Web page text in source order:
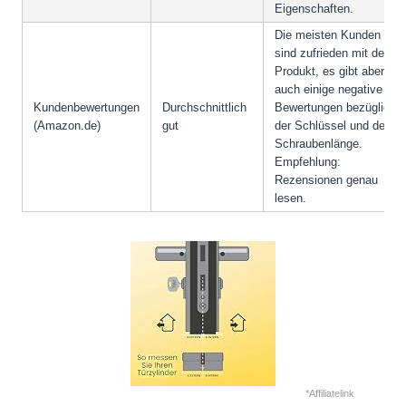
Eigenschaften.
Kundenbewertungen
(Amazon.de)
Durchschnittlich
gut
Die meisten Kunden
sind zufrieden mit dem
Produkt, es gibt aber
auch einige negative
Bewertungen bezüglich
der Schlüssel und der
Schraubenlänge.
Empfehlung:
Rezensionen genau
lesen.
*Affiliatelink